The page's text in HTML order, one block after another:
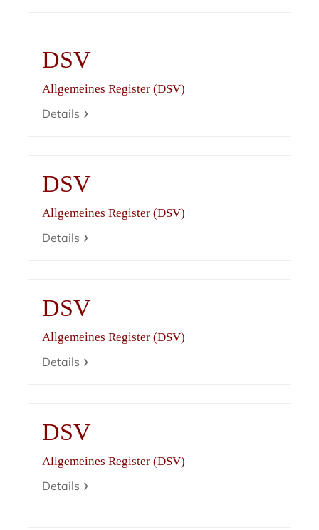
DSV
Allgemeines Register (DSV)
Details
DSV
Allgemeines Register (DSV)
Details
DSV
Allgemeines Register (DSV)
Details
DSV
Allgemeines Register (DSV)
Details